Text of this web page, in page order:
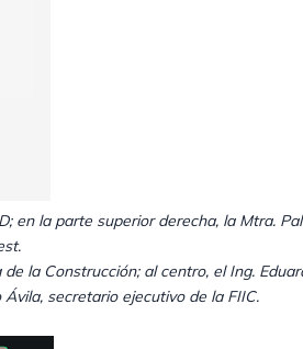
en la parte superior derecha, la Mtra.
la Construcción; al centro, el Ing.
secretario ejecutivo de la FIIC.